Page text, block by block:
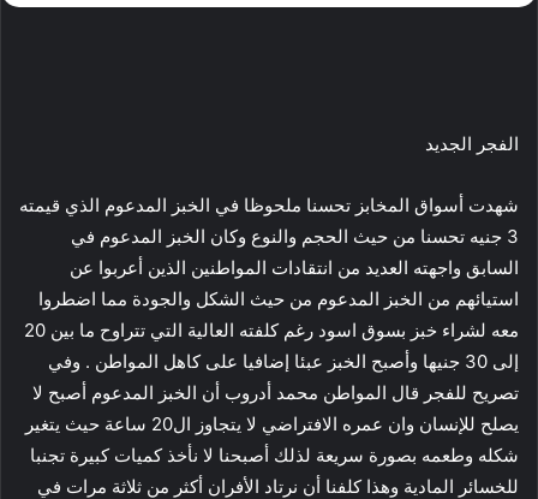
الفجر الجديد
شهدت أسواق المخابز تحسنا ملحوظا في الخبز المدعوم الذي قيمته
3 جنيه تحسنا من حيث الحجم والنوع وكان الخبز المدعوم في
السابق واجهته العديد من انتقادات المواطنين الذين أعربوا عن
استيائهم من الخبز المدعوم من حيث الشكل والجودة مما اضطروا
معه لشراء خبز بسوق اسود رغم كلفته العالية التي تتراوح ما بين 20
إلى 30 جنيها وأصبح الخبز عبئا إضافيا على كاهل المواطن . وفي
تصريح للفجر قال المواطن محمد أدروب أن الخبز المدعوم أصبح لا
يصلح للإنسان وان عمره الافتراضي لا يتجاوز ال20 ساعة حيث يتغير
شكله وطعمه بصورة سريعة لذلك أصبحنا لا نأخذ كميات كبيرة تجنبا
للخسائر المادية وهذا كلفنا أن نرتاد الأفران أكثر من ثلاثة مرات في